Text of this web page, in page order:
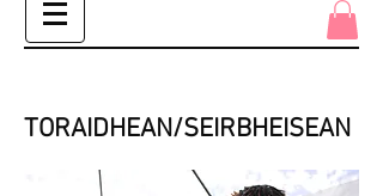
TORAIDHEAN/SEIRBHEISEAN